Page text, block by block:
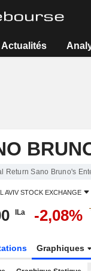
Actualités
Return Sano Bruno's
AVIV STOCK EXCHANGE
ILa -2,08%
Graphiques